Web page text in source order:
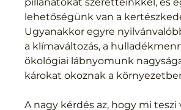
lehetőségünk van a
Ugyanakkor egyre
a klímaváltozás, a
ökológiai lábnyomunk
károkat okoznak a
A nagy kérdés az, hogy mi teszi